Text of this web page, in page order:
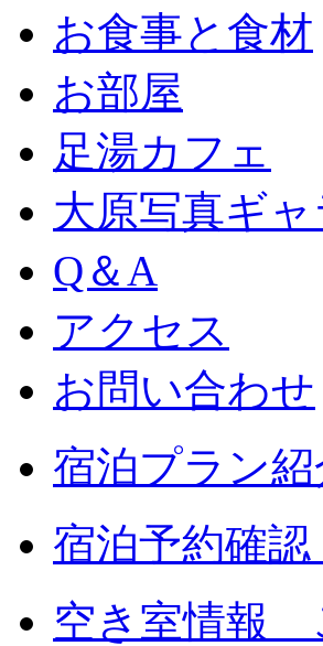
お食事と食材
お部屋
足湯カフェ
大原写真ギ
Q＆A
アクセス
お問い合わせ
宿泊プラン
宿泊予約確
空き室情報